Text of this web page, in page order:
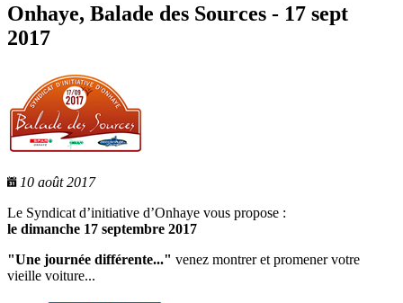
Onhaye, Balade des Sources - 17 sept
2017
10 août 2017
Le Syndicat d’initiative d’Onhaye vous propose :
le dimanche 17 septembre 2017
"Une journée différente..." venez montrer et promener votre
vieille voiture...